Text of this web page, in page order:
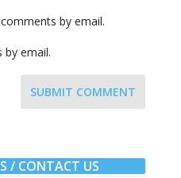
by email.
email.
SUBMIT COMMENT
/ CONTACT US